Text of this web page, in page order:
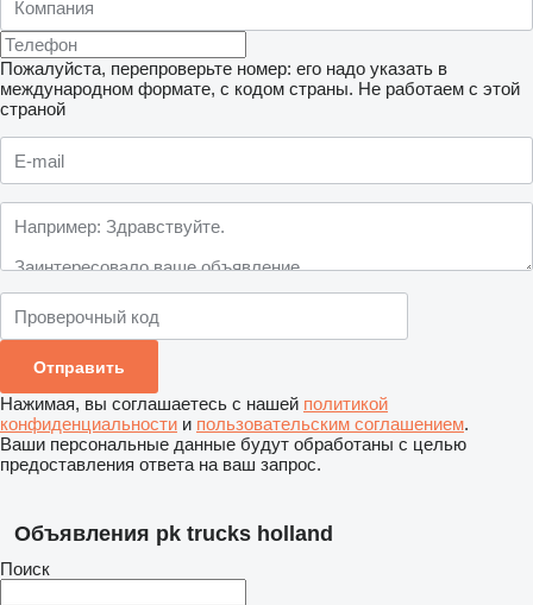
Пожалуйста, перепроверьте номер: его надо указать в
международном формате, с кодом страны. Не работаем с этой
страной
Нажимая, вы соглашаетесь с нашей политикой
конфиденциальности и пользовательским соглашением.
Ваши персональные данные будут обработаны с целью
предоставления ответа на ваш запрос.
Объявления pk trucks holland
Поиск